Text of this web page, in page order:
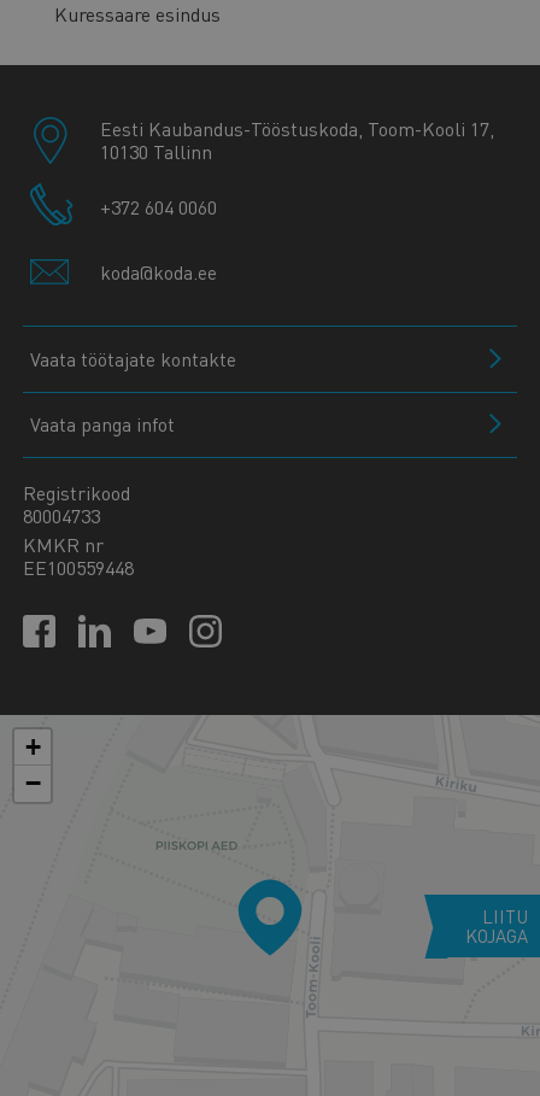
Kuressaare esindus
Eesti Kaubandus-Tööstuskoda, Toom-Kooli 17,
10130 Tallinn
+372 604 0060
koda@koda.ee
Vaata töötajate kontakte
Vaata panga infot
Registrikood
80004733
KMKR nr
EE100559448
+
−
LIITU
KOJAGA